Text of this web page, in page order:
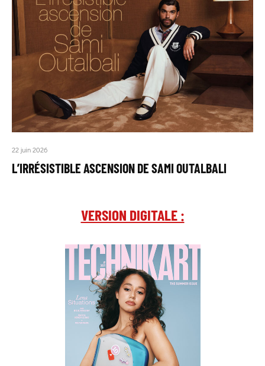
22 juin 2026
L’IRRÉSISTIBLE ASCENSION DE SAMI OUTALBALI
VERSION DIGITALE :